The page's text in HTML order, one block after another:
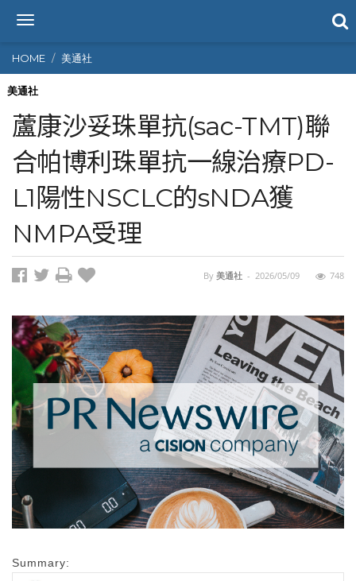
T
g
g
l
n
a
v
i
g
a
i
o
n
HOME 美通社
美通社
蘆康沙妥珠單抗(sac-TMT)聯
合帕博利珠單抗一線治療PD-
L1陽性NSCLC的sNDA獲
NMPA受理
By 美通社 - 2026/05/09 748
Summary: